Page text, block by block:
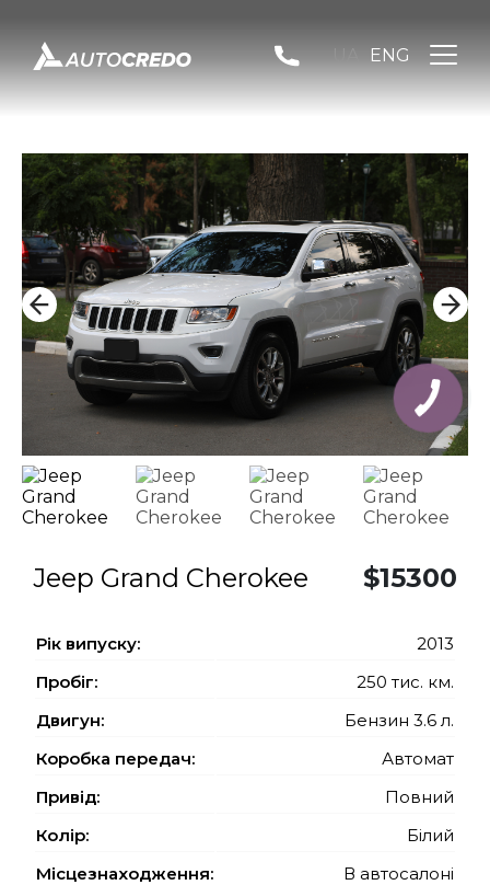
ENG
Jeep Grand Cherokee $15300
Рiк випуску:
2013
Пробіг:
250 тис. км.
Двигун:
Бензин 3.6 л.
Коробка передач:
Автомат
Привід:
Повний
Колір:
Білий
Місцезнаходження:
В автосалоні